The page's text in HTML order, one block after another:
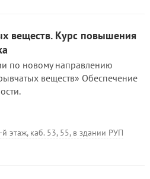
веществ. Курс повышения
по новому направлению
веществ» Обеспечение
этаж, каб. 53, 55, в здании РУП